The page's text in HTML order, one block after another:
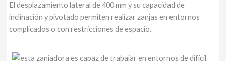
El desplazamiento lateral de 400 mm y su capacidad de
inclinación y pivotado permiten realizar zanjas en entornos
complicados o con restricciones de espacio.